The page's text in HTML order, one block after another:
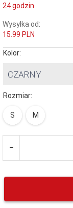
24 godzin
Wysyłka od:
15.99 PLN
Kolor:
CZARNY
Rozmiar:
S M